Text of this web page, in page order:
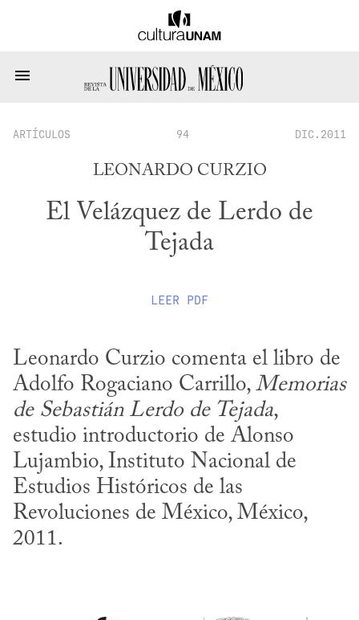
ARTÍCULOS 94 DIC.2011
LEONARDO CURZIO
El Velázquez de Lerdo de
Tejada
LEER PDF
Leonardo Curzio comenta el libro de
Adolfo Rogaciano Carrillo, Memorias
de Sebastián Lerdo de Tejada,
estudio introductorio de Alonso
Lujambio, Instituto Nacional de
Estudios Históricos de las
Revoluciones de México, México,
2011.